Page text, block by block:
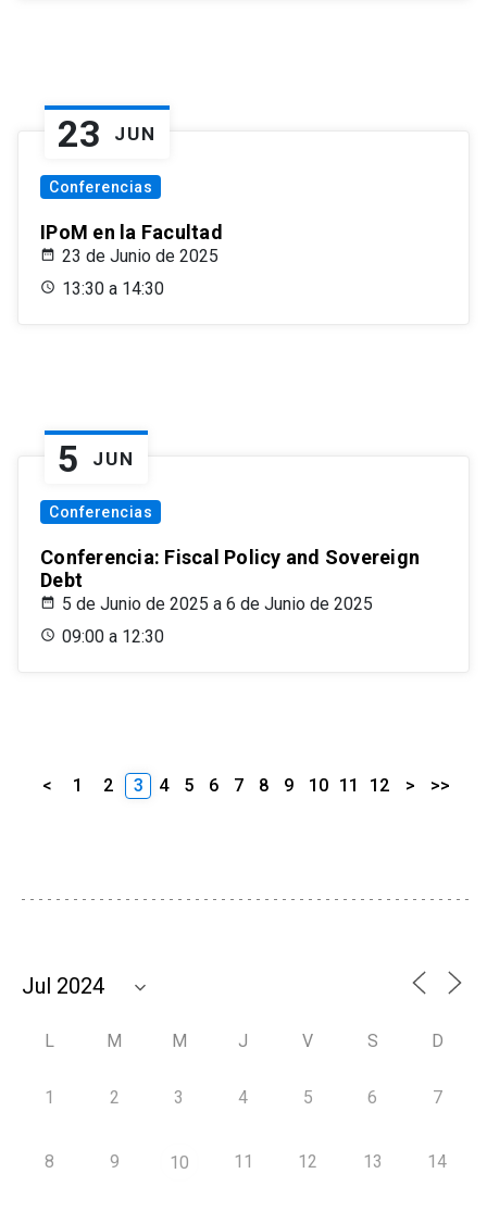
23 JUN
Conferencias
IPoM en la Facultad
23 de Junio de 2025
13:30 a 14:30
5 JUN
Conferencias
Conferencia: Fiscal Policy and Sovereign
Debt
5 de Junio de 2025 a 6 de Junio de 2025
09:00 a 12:30
< 1 2 3 4 5 6 7 8 9 10 11 12 > >>
L M M J V S D
1 2 3 4 5 6 7
8 9 10 11 12 13 14